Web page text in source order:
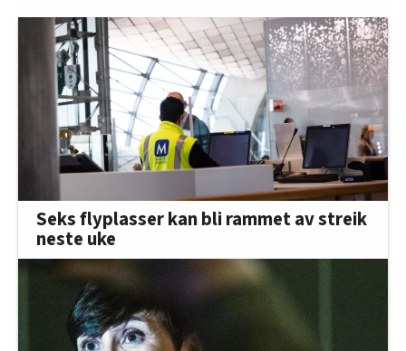
Seks flyplasser kan bli rammet av streik
neste uke